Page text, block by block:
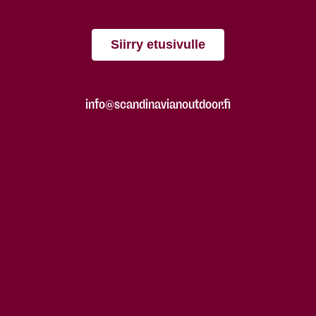
Siirry etusivulle
info@scandinavianoutdoor.fi